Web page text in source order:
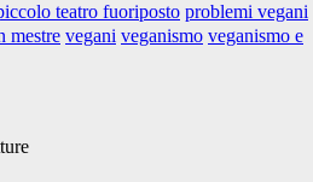
teatro fuoriposto problemi vegani
mestre vegani veganismo veganismo e